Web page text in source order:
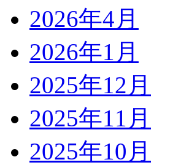
2026年4月
2026年1月
2025年12月
2025年11月
2025年10月